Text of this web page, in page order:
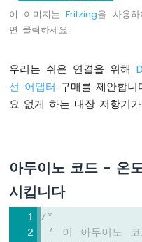
LED
깜
아
두
이
-
이
드
이 이미지는Fritzing을 사용하
면 클릭하세요.
우리는 쉬운 연결을 위해
선 어댑터 구매를 제안합
요 없게 하는 내장 저항기
아두이노 코드 - 온
시킵니다
/*
* 이 아두이노 코